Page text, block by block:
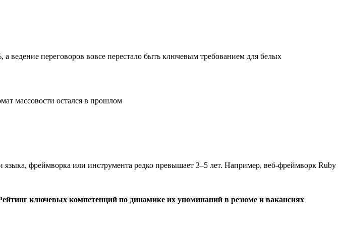
ведение переговоров вовсе перестало быть ключевым требованием для белых
массовости остался в прошлом
фреймворка или инструмента редко превышает 3–5 лет. Например, веб-фреймворк Ruby
ключевых компетенций по динамике их упоминаний в резюме и вакансиях